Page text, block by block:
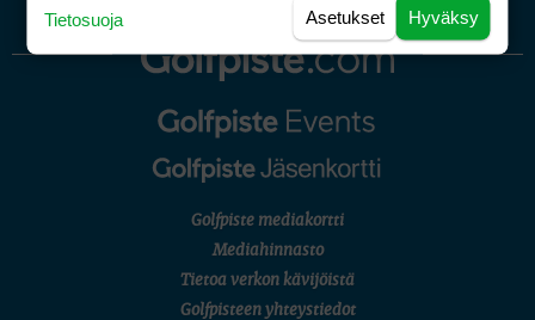
Golfpiste mediakortti
Mediahinnasto
Tietoa verkon kävijöistä
Golfpisteen yhteystiedot
Hyväksy
Asetukset
Tietosuoja